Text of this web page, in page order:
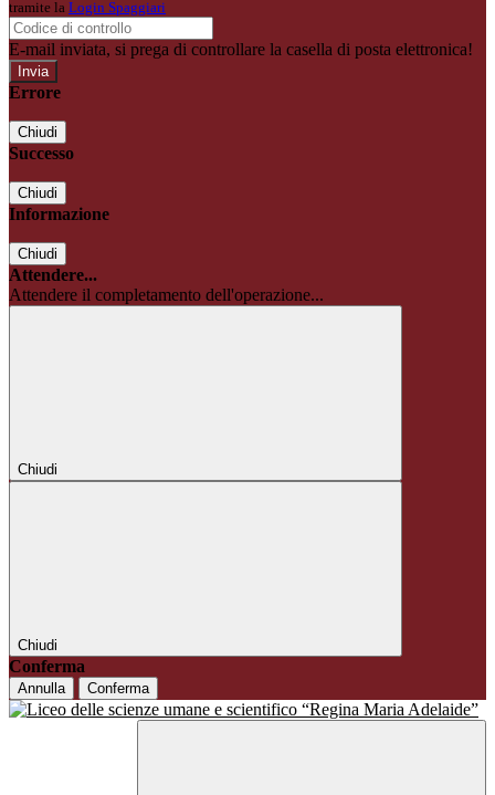
tramite la Login Spaggiari
E-mail inviata, si prega di controllare la casella di posta elettronica!
Errore
Chiudi
Successo
Chiudi
Informazione
Chiudi
Attendere...
Attendere il completamento dell'operazione...
Chiudi
Chiudi
Conferma
Annulla Conferma